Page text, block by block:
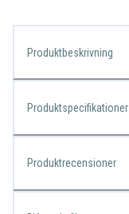
Produktbeskrivning
Produktspecifikationer
Produktrecensioner